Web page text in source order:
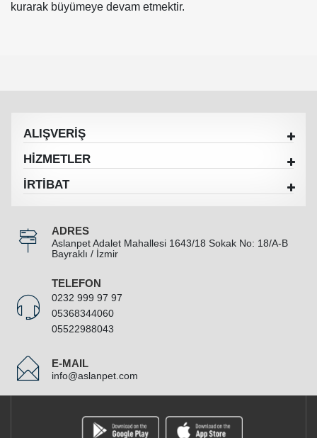
kurarak büyümeye devam etmektir.
ALIŞVERİŞ
HİZMETLER
İRTİBAT
ADRES
Aslanpet Adalet Mahallesi 1643/18 Sokak No: 18/A-B
Bayraklı / İzmir
TELEFON
0232 999 97 97
05368344060
05522988043
E-MAIL
info@aslanpet.com